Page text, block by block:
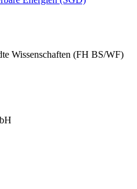
Wissenschaften (FH BS/WF)